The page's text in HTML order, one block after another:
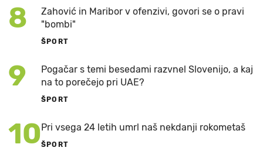
8
Zahović in Maribor v ofenzivi, govori se o pravi
"bombi"
ŠPORT
9
Pogačar s temi besedami razvnel Slovenijo, a kaj
na to porečejo pri UAE?
ŠPORT
10Pri vsega 24 letih umrl naš nekdanji rokometaš
ŠPORT